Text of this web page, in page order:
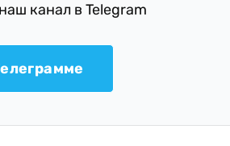
канал в Telegram